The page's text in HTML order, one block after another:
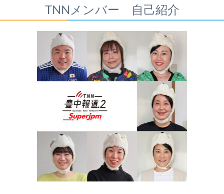
TNNメンバー 自己紹介